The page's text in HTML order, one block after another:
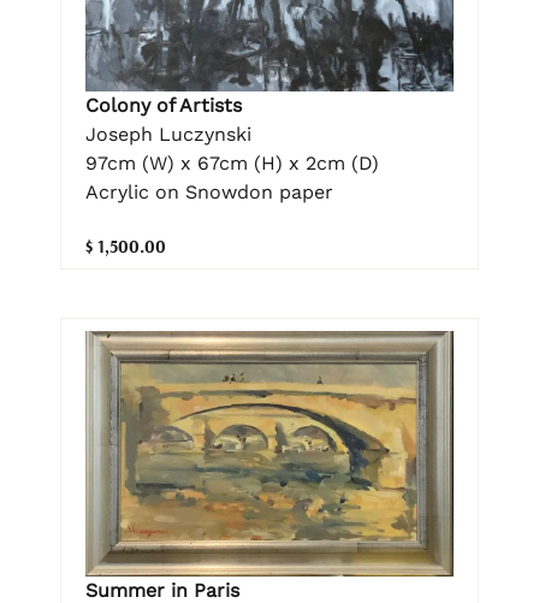
Colony of Artists
Joseph Luczynski
97cm (W) x 67cm (H) x 2cm (D)
Acrylic on Snowdon paper
$ 1,500.00
Summer in Paris